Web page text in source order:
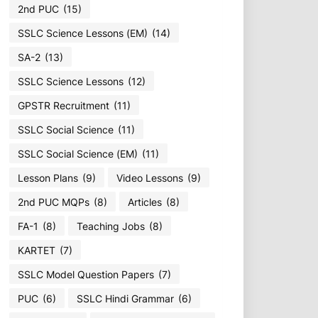
2nd PUC (15)
SSLC Science Lessons (EM) (14)
SA-2 (13)
SSLC Science Lessons (12)
GPSTR Recruitment (11)
SSLC Social Science (11)
SSLC Social Science (EM) (11)
Lesson Plans (9) Video Lessons (9)
2nd PUC MQPs (8) Articles (8)
FA-1 (8) Teaching Jobs (8)
KARTET (7)
SSLC Model Question Papers (7)
PUC (6) SSLC Hindi Grammar (6)